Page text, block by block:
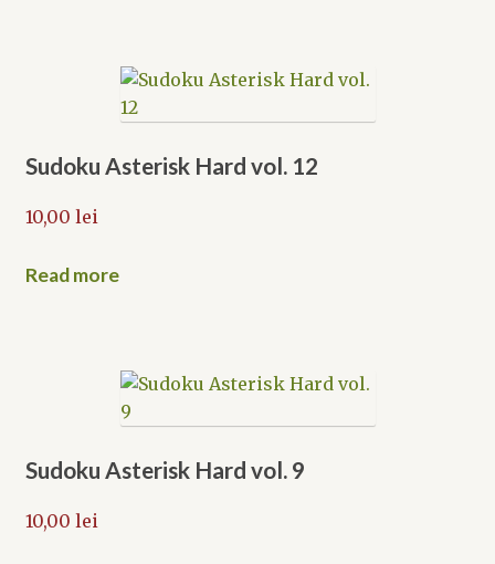
Sudoku Asterisk Hard vol. 12
10,00 lei
Read more
Sudoku Asterisk Hard vol. 9
10,00 lei